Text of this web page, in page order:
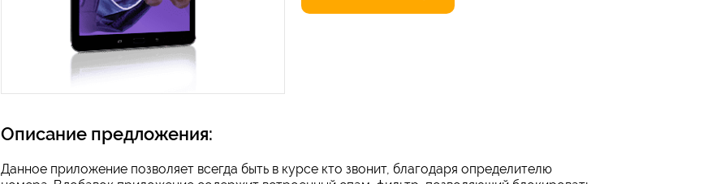
Описание предложения:
Данное приложение позволяет всегда быть в курсе кто звонит, благодаря определителю